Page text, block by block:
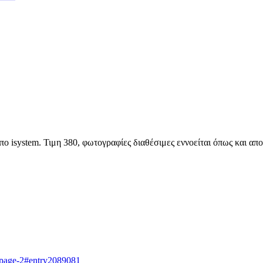
Τιμη 380, φωτογραφίες διαθέσιμες εννοείται όπως και
2#entry2089081